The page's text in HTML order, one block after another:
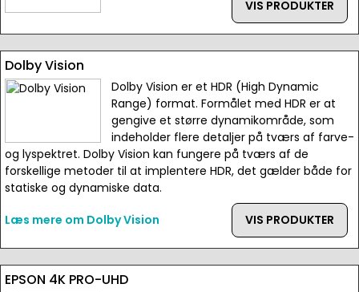
VIS PRODUKTER
Dolby Vision
Dolby Vision er et HDR (High Dynamic
Range) format. Formålet med HDR er at
gengive et større dynamikområde, som
indeholder flere detaljer på tværs af farve-
og lyspektret. Dolby Vision kan fungere på tværs af de
forskellige metoder til at implentere HDR, det gælder både for
statiske og dynamiske data.
Læs mere om Dolby Vision
VIS PRODUKTER
EPSON 4K PRO-UHD